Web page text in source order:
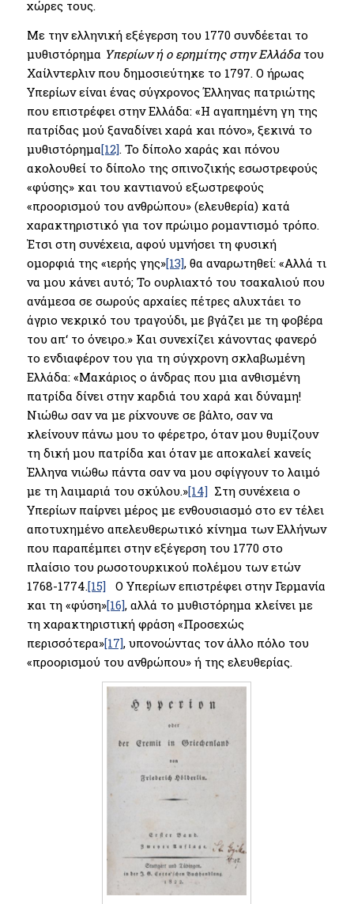
χώρες τους.
Με την ελληνική εξέγερση του 1770 συνδέεται το
μυθιστόρημα Υπερίων ή ο ερημίτης στην Ελλάδατου
Χαίλντερλιν που δημοσιεύτηκε το 1797. Ο ήρωας
Υπερίων είναι ένας σύγχρονος Έλληνας πατριώτης
που επιστρέφει στην Ελλάδα: «Η αγαπημένη γη της
πατρίδας μού ξαναδίνει χαρά και πόνο», ξεκινά το
μυθιστόρημα[12]. Το δίπολο χαράς και πόνου
ακολουθεί το δίπολο της σπινοζικής εσωστρεφούς
«φύσης» και του καντιανού εξωστρεφούς
«προορισμού του ανθρώπου» (ελευθερία) κατά
χαρακτηριστικό για τον πρώιμο ρομαντισμό τρόπο.
Έτσι στη συνέχεια, αφού υμνήσει τη φυσική
ομορφιά της «ιερής γης»[13], θα αναρωτηθεί: «Αλλά τι
να μου κάνει αυτό; Το ουρλιαχτό του τσακαλιού που
ανάμεσα σε σωρούς αρχαίες πέτρες αλυχτάει το
άγριο νεκρικό του τραγούδι, με βγάζει με τη φοβέρα
του απ‘ το όνειρο.» Και συνεχίζει κάνοντας φανερό
το ενδιαφέρον του για τη σύγχρονη σκλαβωμένη
Ελλάδα: «Μακάριος ο άνδρας που μια ανθισμένη
πατρίδα δίνει στην καρδιά του χαρά και δύναμη!
Νιώθω σαν να με ρίχνουνε σε βάλτο, σαν να
κλείνουν πάνω μου το φέρετρο, όταν μου θυμίζουν
τη δική μου πατρίδα και όταν με αποκαλεί κανείς
Έλληνα νιώθω πάντα σαν να μου σφίγγουν το λαιμό
με τη λαιμαριά του σκύλου.»[14]Στη συνέχεια ο
Υπερίων παίρνει μέρος με ενθουσιασμό στο εν τέλει
αποτυχημένο απελευθερωτικό κίνημα των Ελλήνων
που παραπέμπει στην εξέγερση του 1770 στο
πλαίσιο του ρωσοτουρκικού πολέμου των ετών
1768-1774.[15]O Yπερίων επιστρέφει στην Γερμανία
και τη «φύση»[16], αλλά το μυθιστόρημα κλείνει με
τη χαρακτηριστική φράση «Προσεχώς
περισσότερα»[17], υπονοώντας τον άλλο πόλο του
«προορισμού του ανθρώπου» ή της ελευθερίας.